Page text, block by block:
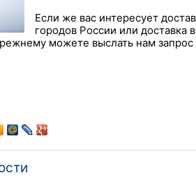
Если же вас интересует
городов России или доставка
можете выслать нам